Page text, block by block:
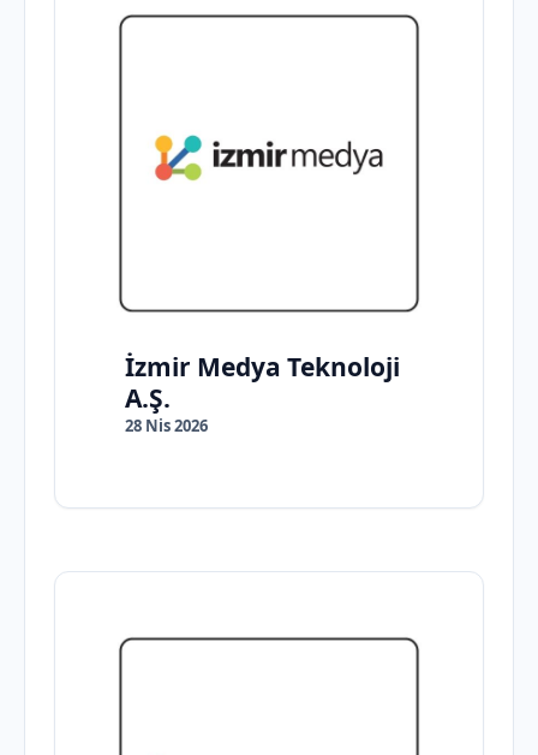
İzmir Medya Teknoloji
A.Ş.
28 Nis 2026